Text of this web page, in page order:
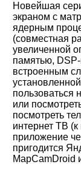
Новейшая
экраном c
ядерным
(совместная
увеличенной
памятью,
встроенным
пользоваться
или
посмотреть
интернет ТВ
приложение
пригодится
MapCamDroid